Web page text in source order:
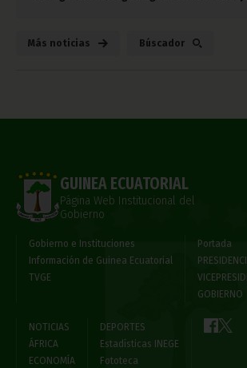
Más noticias Búscador
GUINEA ECUATORIAL
Página Web Institucional del
Gobierno
Gobierno e Instituciones
Información de Guinea Ecuatorial
TVGE
Portada
GOBIERNO
NOTICIAS
ÁFRICA
ECONOMÍA
DEPORTES
Estadísticas INEGE
Fototeca